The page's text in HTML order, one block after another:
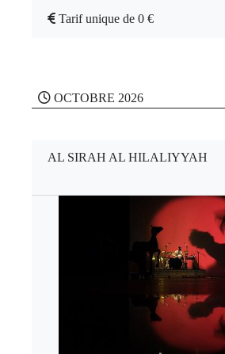
Tarif unique de 0 €
OCTOBRE 2026
AL SIRAH AL HILALIYYAH